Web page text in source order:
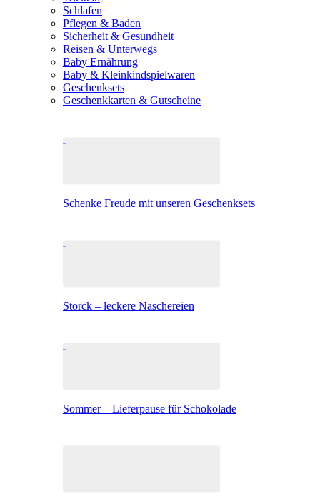
Schlafen
Pflegen & Baden
Sicherheit & Gesundheit
Reisen & Unterwegs
Baby Ernährung
Baby & Kleinkindspielwaren
Geschenksets
Geschenkkarten & Gutscheine
Schenke Freude mit unseren Geschenksets
Storck – leckere Naschereien
Sommer – Lieferpause für Schokolade